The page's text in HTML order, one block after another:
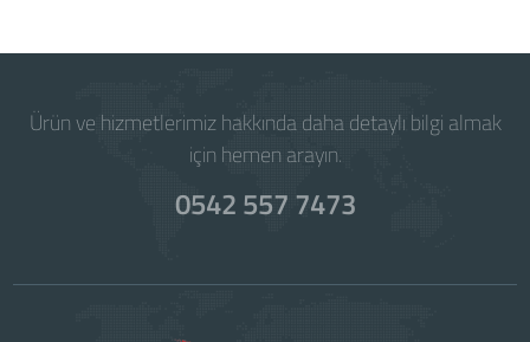
Ürün ve hizmetlerimiz hakkında daha detaylı bilgi almak
için hemen arayın.
0542 557 7473